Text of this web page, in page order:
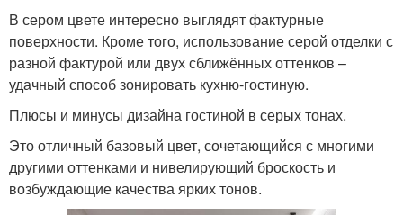
В сером цвете интересно выглядят фактурные
поверхности. Кроме того, использование серой отделки с
разной фактурой или двух сближённых оттенков –
удачный способ зонировать кухню-гостиную.
Плюсы и минусы дизайна гостиной в серых тонах.
Это отличный базовый цвет, сочетающийся с многими
другими оттенками и нивелирующий броскость и
возбуждающие качества ярких тонов.